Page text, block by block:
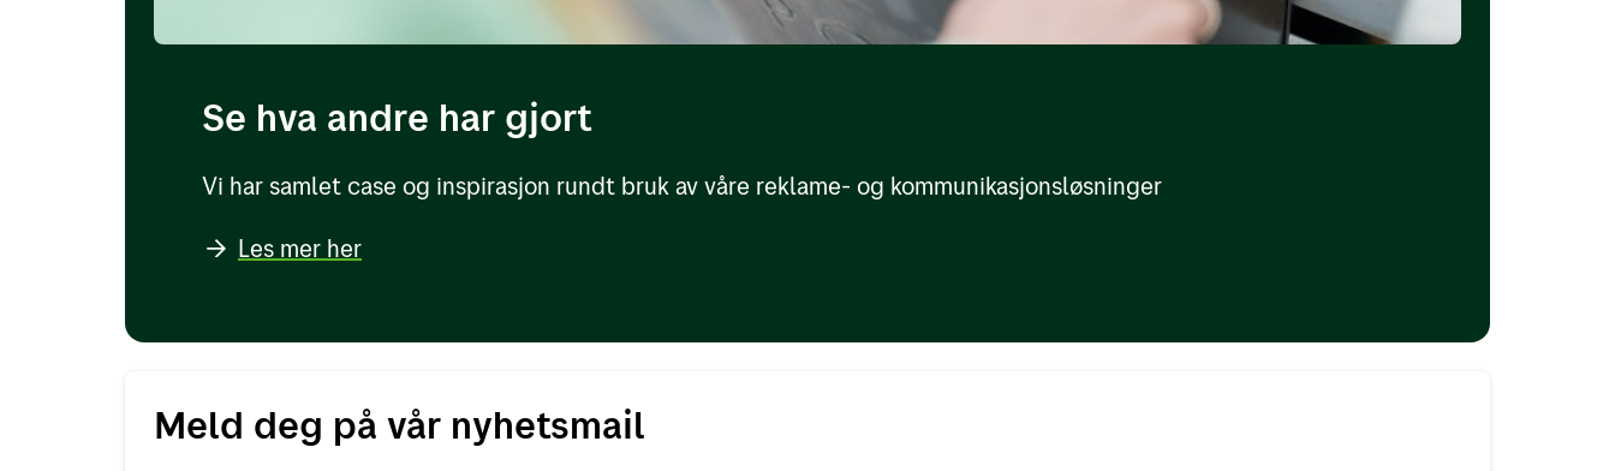
Se hva andre har gjort
Vi har samlet case og inspirasjon rundt bruk av våre reklame- og kommunikasjonsløsninger
Les mer her
Meld deg på vår nyhetsmail